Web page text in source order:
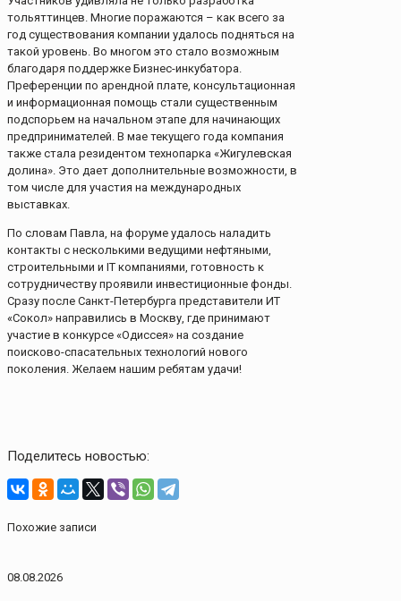
тольяттинцев. Многие поражаются – как всего за
год существования компании удалось подняться на
такой уровень. Во многом это стало возможным
благодаря поддержке Бизнес-инкубатора.
Преференции по арендной плате, консультационная
и информационная помощь стали существенным
подспорьем на начальном этапе для начинающих
предпринимателей. В мае текущего года компания
также стала резидентом технопарка «Жигулевская
долина». Это дает дополнительные возможности, в
том числе для участия на международных
выставках.
По словам Павла, на форуме удалось наладить
контакты с несколькими ведущими нефтяными,
строительными и IT компаниями, готовность к
сотрудничеству проявили инвестиционные фонды.
Сразу после Санкт-Петербурга представители ИТ
«Сокол» направились в Москву, где принимают
участие в конкурсе «Одиссея» на создание
поисково-спасательных технологий нового
поколения. Желаем нашим ребятам удачи!
Поделитесь новостью:
Похожие записи
08.08.2026